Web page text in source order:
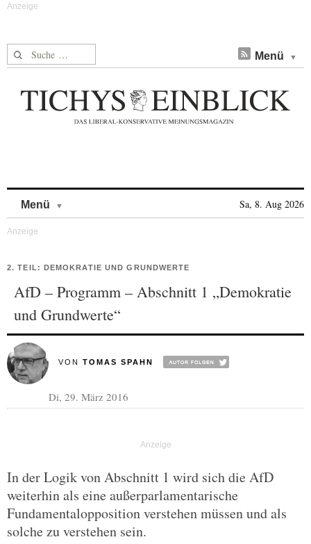
Suche nach: Menü
Menü Sa, 8. Aug 2026
2. TEIL: DEMOKRATIE UND GRUNDWERTE
AfD – Programm – Abschnitt 1 „Demokratie
und Grundwerte“
VON TOMAS SPAHN
Di, 29. März 2016
In der Logik von Abschnitt 1 wird sich die AfD
weiterhin als eine außerparlamentarische
Fundamentalopposition verstehen müssen und als
solche zu verstehen sein.